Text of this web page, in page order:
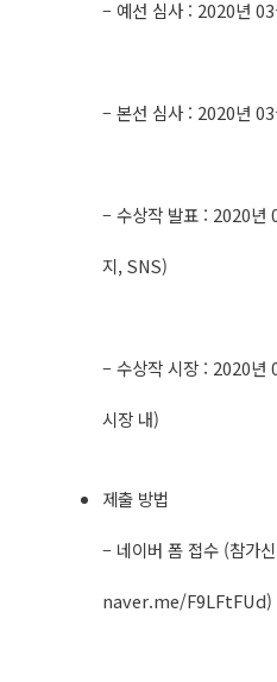
– 예선 심사 : 2020년
– 본선 심사 : 2020년
– 수상작 발표 : 2020년
지, SNS)
– 수상작 시장 : 2020년
시장 내)
제출 방법
– 네이버 폼 접수 (참가
naver.me/F9LFtFUd)